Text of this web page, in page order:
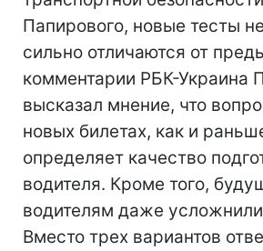
Папирового, новые тесты
сильно отличаются от
комментарии РБК-Украина
высказал мнение, что
новых билетах, как и
определяет качество
водителя. Кроме того,
водителям даже
Вместо трех вариантов